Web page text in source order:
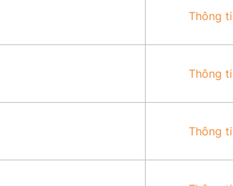
Thông
Thông
Thông